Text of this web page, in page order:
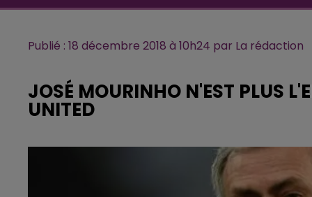
Publié : 18 décembre 2018 à 10h24 par La rédaction
JOSÉ MOURINHO N'EST PLUS
UNITED